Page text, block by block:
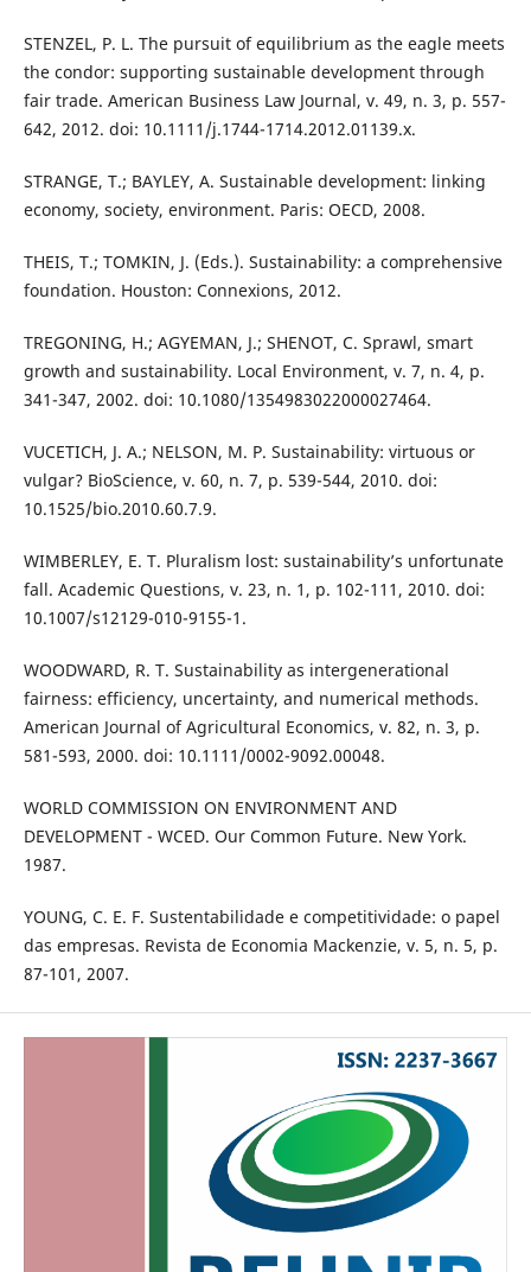
STENZEL, P. L. The pursuit of equilibrium as the eagle meets
the condor: supporting sustainable development through
fair trade. American Business Law Journal, v. 49, n. 3, p. 557-
642, 2012. doi: 10.1111/j.1744-1714.2012.01139.x.
STRANGE, T.; BAYLEY, A. Sustainable development: linking
economy, society, environment. Paris: OECD, 2008.
THEIS, T.; TOMKIN, J. (Eds.). Sustainability: a comprehensive
foundation. Houston: Connexions, 2012.
TREGONING, H.; AGYEMAN, J.; SHENOT, C. Sprawl, smart
growth and sustainability. Local Environment, v. 7, n. 4, p.
341-347, 2002. doi: 10.1080/1354983022000027464.
VUCETICH, J. A.; NELSON, M. P. Sustainability: virtuous or
vulgar? BioScience, v. 60, n. 7, p. 539-544, 2010. doi:
10.1525/bio.2010.60.7.9.
WIMBERLEY, E. T. Pluralism lost: sustainability’s unfortunate
fall. Academic Questions, v. 23, n. 1, p. 102-111, 2010. doi:
10.1007/s12129-010-9155-1.
WOODWARD, R. T. Sustainability as intergenerational
fairness: efficiency, uncertainty, and numerical methods.
American Journal of Agricultural Economics, v. 82, n. 3, p.
581-593, 2000. doi: 10.1111/0002-9092.00048.
WORLD COMMISSION ON ENVIRONMENT AND
DEVELOPMENT - WCED. Our Common Future. New York.
1987.
YOUNG, C. E. F. Sustentabilidade e competitividade: o papel
das empresas. Revista de Economia Mackenzie, v. 5, n. 5, p.
87-101, 2007.